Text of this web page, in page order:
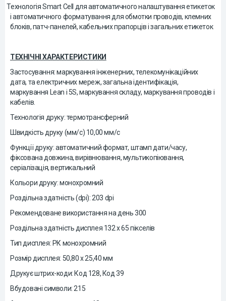
Технологія Smart Cell для автоматичного налаштування етикеток
і автоматичного форматування для обмотки проводів, клемних
блоків, патч-панелей, кабельних прапорців і загальних етикеток
ТЕХНІЧНІ ХАРАКТЕРИСТИКИ
Застосування: маркування інженерних, телекомунікаційних
дата, та електричних мереж, загальна ідентифікація,
маркування Lean і 5S, маркування складу, маркування проводів і
кабелів.
Технологія друку: термотрансферний
Швидкість друку (мм/с) 10,00 мм/с
Функції друку: автоматичний формат, штамп дати/часу,
фіксована довжина, вирівнювання, мультикопіювання,
серіалізація, вертикальний
Кольори друку: монохромний
Роздільна здатність (dpi): 203 dpi
Рекомендоване використання на день 300
Роздільна здатність дисплея 132 x 65 пікселів
Тип дисплея: РК монохромний
Розмір дисплея: 50,80 x 25,40 мм
Друкує штрих-коди: Код 128, Код 39
Вбудовані символи: 215